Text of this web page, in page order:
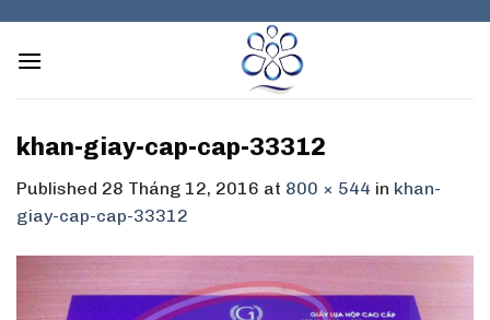
content
khan-giay-cap-cap-33312
Published 28 Tháng 12, 2016 at 800 × 544 in khan-
giay-cap-cap-33312